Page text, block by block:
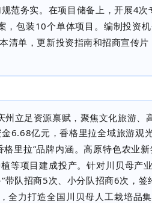
范务实。在项目储备上，开展4次
，包装10个单体项目。编制投资
清单，更新投资指南和招商宣传片
州立足资源禀赋，聚焦文化旅游、
6.68亿元，香格里拉全域旅游观
里拉”品牌内涵。高原特色农业
等项目建成投产。针对川贝母产
带队招商5次、小分队招商6次，签
全力打造全国川贝母人工栽培品